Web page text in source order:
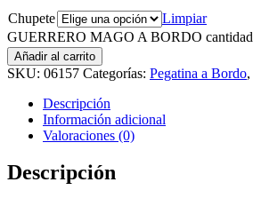
Chupete
Limpiar
GUERRERO MAGO A BORDO cantidad
Añadir al carrito
SKU: 06157 Categorías: Pegatina a Bordo,
Descripción
Información adicional
Valoraciones (0)
Descripción